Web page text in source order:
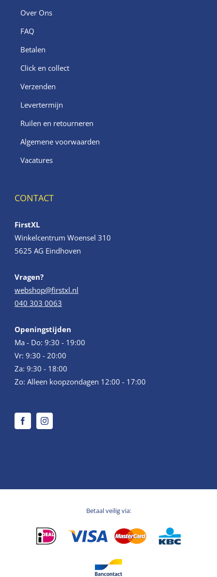
Over Ons
FAQ
Betalen
Click en collect
Verzenden
Levertermijn
Ruilen en retourneren
Algemene voorwaarden
Vacatures
CONTACT
FirstXL
Winkelcentrum Woensel 310
5625 AG Eindhoven
Vragen?
webshop@firstxl.nl
040 303 0063
Openingstijden
Ma - Do: 9:30 - 19:00
Vr: 9:30 - 20:00
Za: 9:30 - 18:00
Zo: Alleen koopzondagen 12:00 - 17:00
Betaal veilig via: